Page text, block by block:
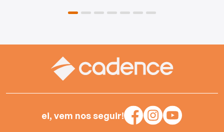
ei, vem nos seguir!